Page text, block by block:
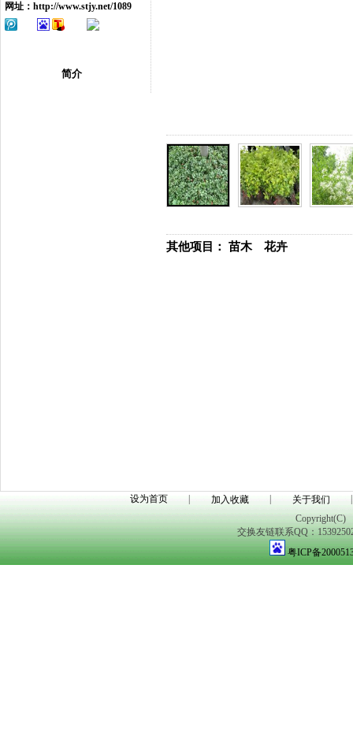
网址： http://www.stjy.net/1089
简介
其他项目： 苗木 花卉
设为首页 加入收藏 关于我们
Copyright(C)
交换友链联系QQ：
粤ICP备